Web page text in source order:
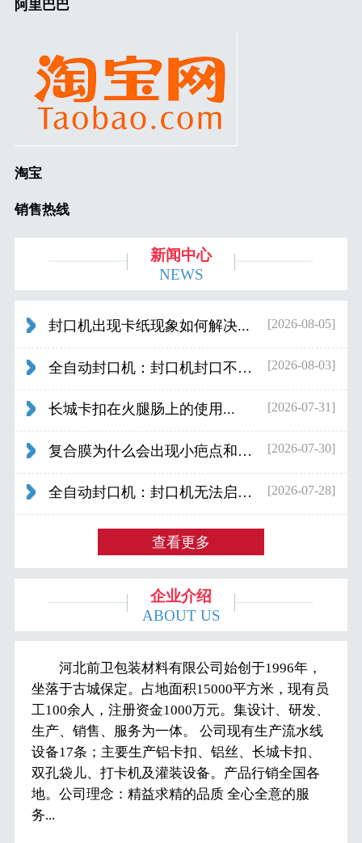
阿里巴巴
淘宝
销售热线
新闻中心
NEWS
封口机出现卡纸现象如何解决... [2026-08-05]
全自动封口机：封口机封口不好应检查什... [2026-08-03]
长城卡扣在火腿肠上的使用... [2026-07-31]
复合膜为什么会出现小疤点和波浪纹... [2026-07-30]
全自动封口机：封口机无法启动怎么办... [2026-07-28]
查看更多
企业介绍
ABOUT US
河北前卫包装材料有限公司始创于1996年，
坐落于古城保定。占地面积15000平方米，现有员
工100余人，注册资金1000万元。集设计、研发、
生产、销售、服务为一体。 公司现有生产流水线
设备17条；主要生产铝卡扣、铝丝、长城卡扣、
双孔袋儿、打卡机及灌装设备。产品行销全国各
地。公司理念：精益求精的品质 全心全意的服
务...